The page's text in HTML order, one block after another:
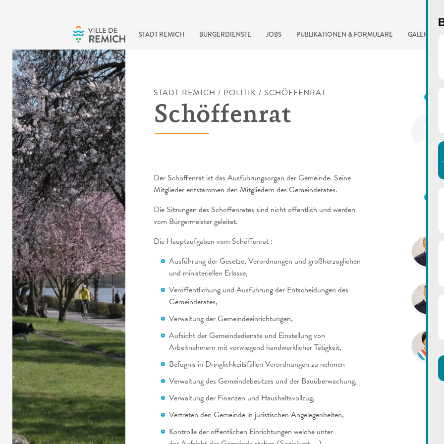
STADT REMICH BÜRGERDIENSTE JOBS PUBLIKATIONEN & FORMULARE GALERIE
STADT REMICH / POLITIK / SCHÖFFENRAT
Schöffenrat
Der Schöffenrat ist das Ausführungsorgan der Gemeinde. Seine
Mitglieder entstammen den Mitgliedern des Gemeinderates.
Die Sitzungen des Schöffenrates sind nicht öffentlich und werden
vom Bürgermeister geleitet.
Die Hauptaufgaben vom Schöffenrat :
Ausführung der Gesetze, Verordnungen und großherzoglichen
und ministeriellen Erlasse,
Veröffentlichung und Ausführung der Entscheidungen des
Gemeinderates,
Verwaltung der Gemeindeeinrichtungen,
Aufsicht der Gemeindedienste und Einstellung von
Arbeitnehmern mit vorwiegend handwerklicher Tätigkeit,
Befugnis in Dringlichkeitsfällen Verordnungen zu nehmen
Verwaltung des Gemeindebesitzes und der Bauüberwachung,
Verwaltung der Finanzen und Haushaltsvollzug,
Vertreten den Gemeinde in juristischen Angelegenheiten,
Kontrolle der öffentlichen Einrichtungen welche unter